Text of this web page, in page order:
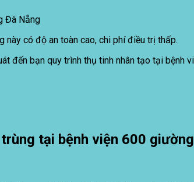
Đà Nẵng
này có độ an toàn cao, chi phí điều trị thấp.
đến bạn quy trình thụ tinh nhân tạo tại bệnh
tại bệnh viện 600 giường